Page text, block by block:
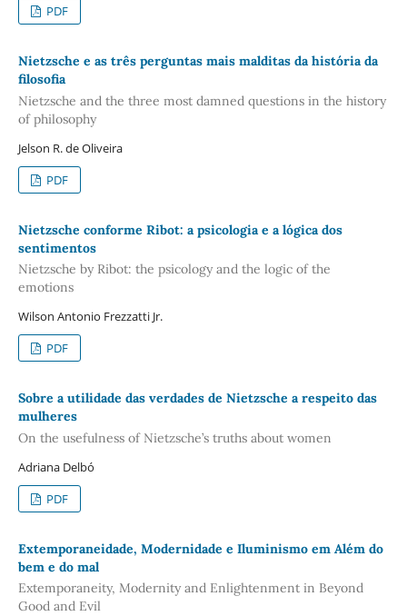
PDF
Nietzsche e as três perguntas mais malditas da história da
filosofia
Nietzsche and the three most damned questions in the history
of philosophy
Jelson R. de Oliveira
PDF
Nietzsche conforme Ribot: a psicologia e a lógica dos
sentimentos
Nietzsche by Ribot: the psicology and the logic of the
emotions
Wilson Antonio Frezzatti Jr.
PDF
Sobre a utilidade das verdades de Nietzsche a respeito das
mulheres
On the usefulness of Nietzsche’s truths about women
Adriana Delbó
PDF
Extemporaneidade, Modernidade e Iluminismo em Além do
bem e do mal
Extemporaneity, Modernity and Enlightenment in Beyond
Good and Evil